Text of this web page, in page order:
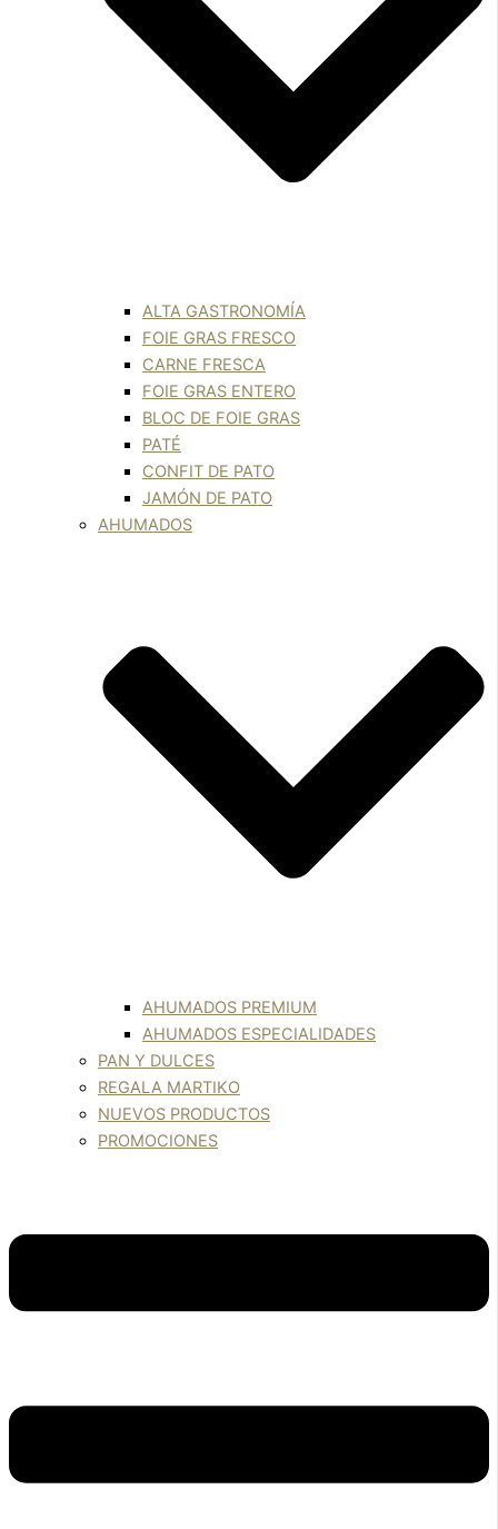
ALTA GASTRONOMÍA
FOIE GRAS FRESCO
CARNE FRESCA
FOIE GRAS ENTERO
BLOC DE FOIE GRAS
PATÉ
CONFIT DE PATO
JAMÓN DE PATO
AHUMADOS
AHUMADOS PREMIUM
AHUMADOS ESPECIALIDADES
PAN Y DULCES
REGALA MARTIKO
NUEVOS PRODUCTOS
PROMOCIONES